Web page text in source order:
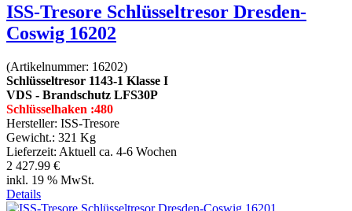
ISS-Tresore Schlüsseltresor Dresden-
Coswig 16202
(Artikelnummer: 16202)
Schlüsseltresor 1143-1 Klasse I
VDS - Brandschutz LFS30P
Schlüsselhaken :480
Hersteller: ISS-Tresore
Gewicht.: 321 Kg
Lieferzeit: Aktuell ca. 4-6 Wochen
2 427.99 €
inkl. 19 % MwSt.
Details